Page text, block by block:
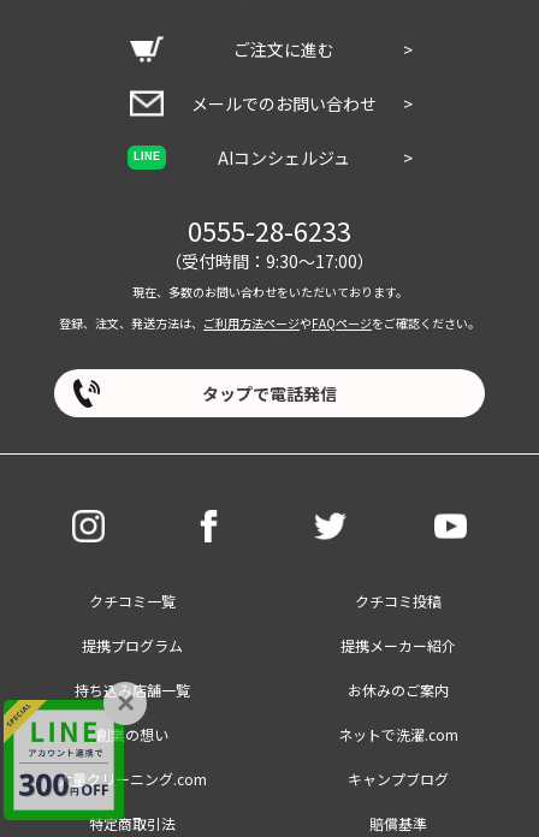
ご注文に進む >
メールでのお問い合わせ >
LINE AIコンシェルジュ >
0555-28-6233
（受付時間：9:30～17:00）
現在、多数のお問い合わせをいただいております。
登録、注文、発送方法は、 ご利用方法ページやFAQページをご確認ください。
タップで電話発信
クチコミ一覧 クチコミ投稿
提携プログラム 提携メーカー紹介
持ち込み店舗一覧 お休みのご案内
創業の想い ネットで洗濯.com
大量クリーニング.com キャンプブログ
特定商取引法 賠償基準
×